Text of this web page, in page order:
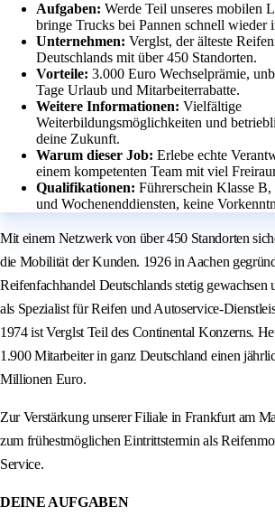
Aufgaben: Werde Teil unseres mobilen
bringe Trucks bei Pannen schnell wieder
Unternehmen: Verglst, der älteste
Deutschlands mit über 450 Standorten.
Vorteile: 3.000 Euro Wechselprämie,
Tage Urlaub und Mitarbeiterrabatte.
Weitere Informationen: Vielfältige
Weiterbildungsmöglichkeiten und
deine Zukunft.
Warum dieser Job: Erlebe echte
einem kompetenten Team mit viel
Qualifikationen: Führerschein Klasse
und Wochenenddiensten, keine
Mit einem Netzwerk von über 450 Standorten
die Mobilität der Kunden. 1926 in Aachen
Reifenfachhandel Deutschlands stetig gewachsen
als Spezialist für Reifen und Autoservice-
1974 ist Verglst Teil des Continental Konzerns.
1.900 Mitarbeiter in ganz Deutschland einen
Millionen Euro.
Zur Verstärkung unserer Filiale in Frankfurt am
zum frühestmöglichen Eintrittstermin als
Service.
DEINE AUFGABEN